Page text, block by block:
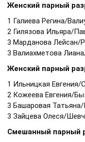
Женский парный
1 Галиева Регина/
2 Гилязова Ильяра/
3 Марданова Лейсан/
3 Валиахметова
Женский парный
1 Ильницкая
2 Кожеева Евгения/
3 Башаровая
3 Зайцева Олеся/
Смешанный парный